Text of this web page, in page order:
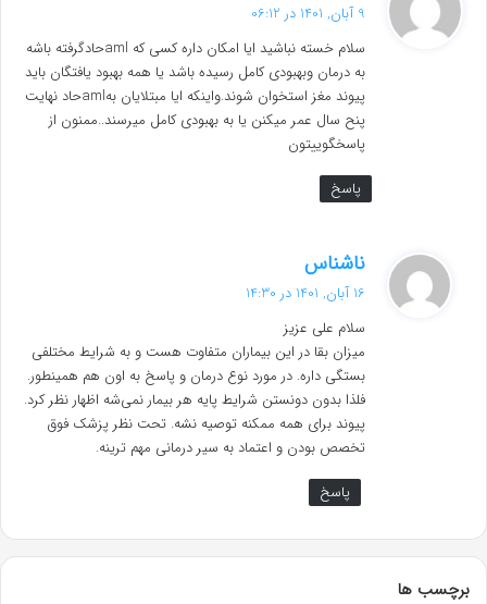
ت
:
9 آبان, 1401 در 06:12
سلام خسته نباشید ایا امکان داره کسی که amlحادگرفته باشه
به درمان وبهبودی کامل رسیده باشد یا همه بهبود یافتگان باید
پیوند مغز استخوان شوند.واینکه ایا مبتلایان بهamlحاد نهایت
پنح سال عمر میکنن یا به بهبودی کامل میرسند..ممنون از
پاسخگوییتون
پاسخ
ناشناس
ف
:
16 آبان, 1401 در 14:30
سلام علی عزیز
میزان بقا در این بیماران متفاوت هست و به شرایط مختلفی
بستگی داره. در مورد نوع درمان و پاسخ به اون هم همینطور.
فلذا بدون دونستن شرایط پایه هر بیمار نمی‌شه اظهار نظر کرد.
پیوند برای همه ممکنه توصیه نشه. تحت نظر پزشک فوق
تخصص بودن و اعتماد به سیر درمانی مهم ترینه.
پاسخ
برچسب ها